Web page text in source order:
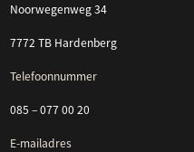
Noorwegenweg 34
7772 TB Hardenberg
Telefoonnummer
085 – 077 00 20
E-mailadres